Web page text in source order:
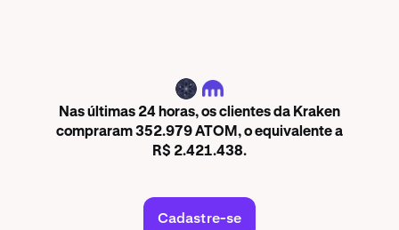
ATOM
Nas últimas 24 horas, os clientes da Kraken
compraram 352.979 ATOM, o equivalente a
R$ 2.421.438.
Cadastre-se